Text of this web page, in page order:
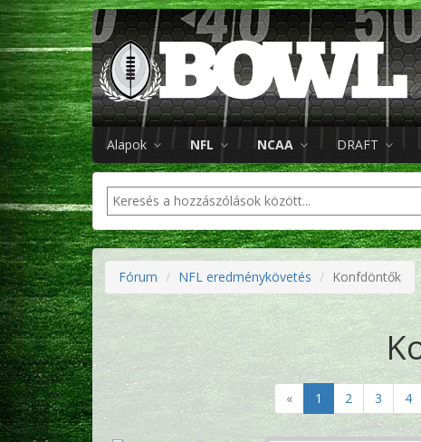
Alapok NFL NCAA DRAFT
Fórum NFL eredménykövetés Konfdöntők
« 1 2 3 4